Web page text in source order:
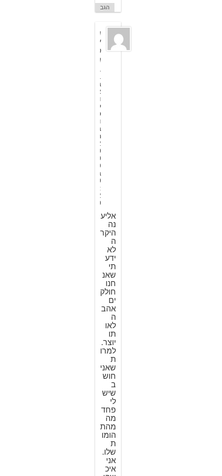
הגב
מ
י
כ
ה
1
1
ב
א
ו
ק
ט
ו
ב
ר
2
0
0
9
ב
0
:
2
0
אליע
נה
היקר
ה
לא
ידע
תי
שאנ
חנו
חולק
ים
אהב
ה
לאו
תו
יוצר.
למרו
ת
שאני
חוש
ב
שיש
לי
פחד
מה
מהת
הומו
ת
שלו.
אני
איכ